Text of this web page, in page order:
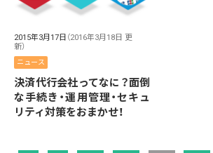
2015年3月17日 （2016年3月18日 更
新）
ニュース
決済代行会社ってなに？面倒
な手続き・運用管理・セキュ
リティ対策をおまかせ！